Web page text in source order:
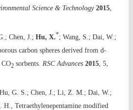
Science & Technology 2015,
Chen, J.; Hu, X.*; Wang, S.; Dai, W.;
carbon spheres derived from d-
2sorbents. RSC Advances 2015, 5,
G. S.; Chen, J.; Li, Z. M.; Dai, W.;
Tetraethylenepentamine modified